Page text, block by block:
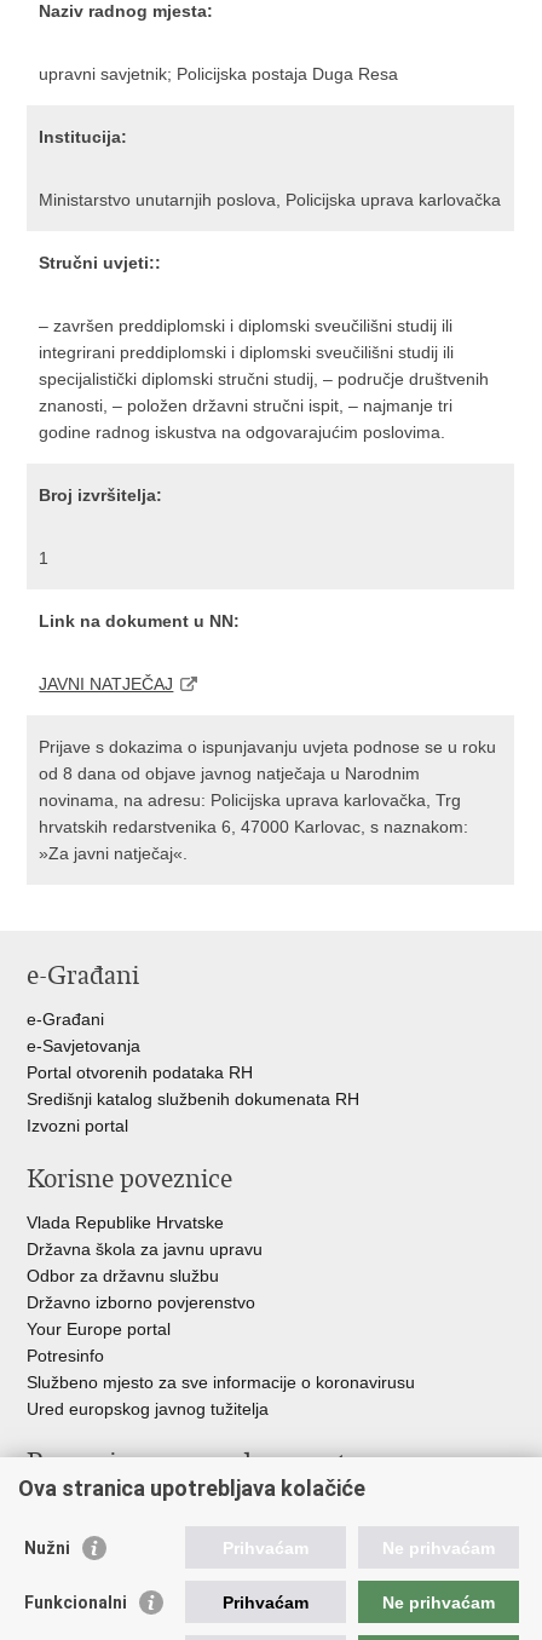
Naziv radnog mjesta:
upravni savjetnik; Policijska postaja Duga Resa
Institucija:
Ministarstvo unutarnjih poslova, Policijska uprava karlovačka
Stručni uvjeti::
– završen preddiplomski i diplomski sveučilišni studij ili
integrirani preddiplomski i diplomski sveučilišni studij ili
specijalistički diplomski stručni studij, – područje društvenih
znanosti, – položen državni stručni ispit, – najmanje tri
godine radnog iskustva na odgovarajućim poslovima.
Broj izvršitelja:
1
Link na dokument u NN:
JAVNI NATJEČAJ
Prijave s dokazima o ispunjavanju uvjeta podnose se u roku
od 8 dana od objave javnog natječaja u Narodnim
novinama, na adresu: Policijska uprava karlovačka, Trg
hrvatskih redarstvenika 6, 47000 Karlovac, s naznakom:
»Za javni natječaj«.
e-Građani
e-Građani
e-Savjetovanja
Portal otvorenih podataka RH
Središnji katalog službenih dokumenata RH
Izvozni portal
Korisne poveznice
Vlada Republike Hrvatske
Državna škola za javnu upravu
Odbor za državnu službu
Državno izborno povjerenstvo
Your Europe portal
Potresinfo
Službeno mjesto za sve informacije o koronavirusu
Ured europskog javnog tužitelja
Poveznice pravosudnog sustava
Državno odvjetništvo
Ured za suzbijanje korupcije i organiziranog kriminaliteta
Državnoodvjetničko vijeće
Ova stranica upotrebljava kolačiće
Nužni Prihvaćam Ne prihvaćam
Funkcionalni Prihvaćam Ne prihvaćam